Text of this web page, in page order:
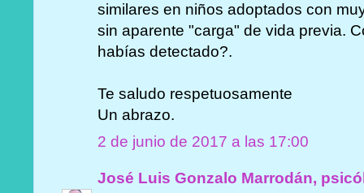
similares en niños adoptados con
sin aparente "carga" de vida previa.
habías detectado?.
Te saludo respetuosamente
Un abrazo.
2 de junio de 2017 a las 17:00
José Luis Gonzalo Marrodán,